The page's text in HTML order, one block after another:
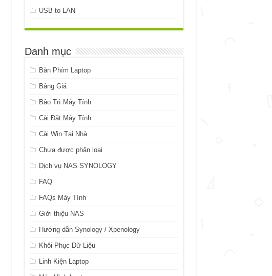
USB to LAN
Danh mục
Bàn Phím Laptop
Bảng Giá
Bảo Trì Máy Tính
Cài Đặt Máy Tính
Cài Win Tại Nhà
Chưa được phân loại
Dịch vụ NAS SYNOLOGY
FAQ
FAQs Máy Tính
Giới thiệu NAS
Hướng dẫn Synology / Xpenology
Khôi Phục Dữ Liệu
Linh Kiện Laptop